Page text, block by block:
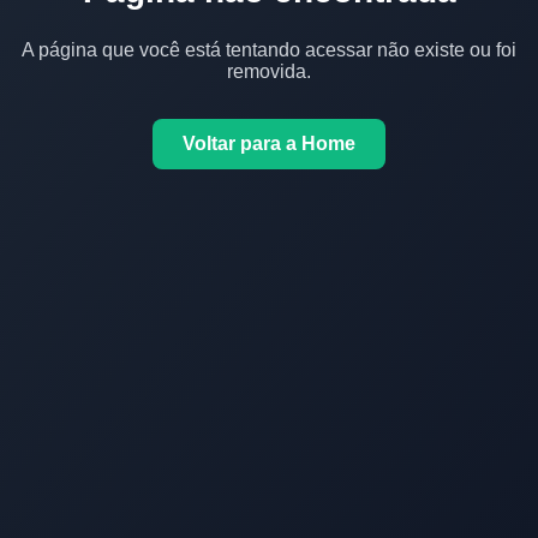
A página que você está tentando acessar não existe ou foi
removida.
Voltar para a Home